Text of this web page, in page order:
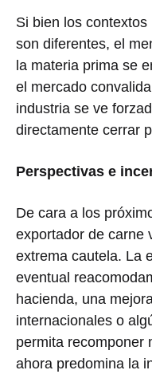
Si bien los
son diferentes, el
la materia prima se
el mercado
industria se ve
directamente cerrar
Perspectivas e
De cara a los
exportador de carne
extrema cautela. La
eventual
hacienda, una
internacionales o
permita recomponer
ahora predomina la